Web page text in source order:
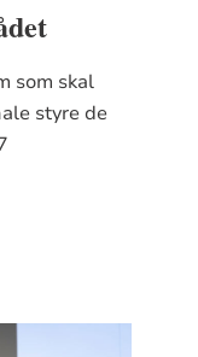
som skal
styre de